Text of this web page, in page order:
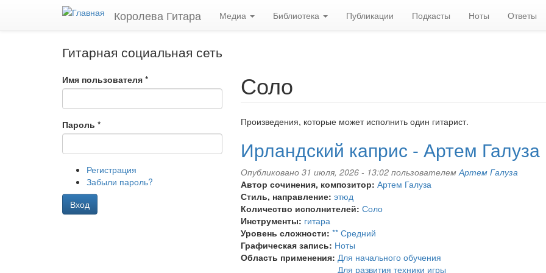
Королева Гитара Медиа Библиотека Публикации Подкасты Ноты Ответы
Гитарная социальная сеть
Имя пользователя *
Пароль *
Регистрация
Забыли пароль?
Вход
Соло
Произведения, которые может исполнить один гитарист.
Ирландский каприс - Артем Галуза
Опубликовано 31 июля, 2026 - 13:02 пользователемАртем Галуза
Автор сочинения, композитор: Артем Галуза
Стиль, направление: этюд
Количество исполнителей: Соло
Инструменты: гитара
Уровень сложности: ** Средний
Графическая запись: Ноты
Область применения: Для начального обучения
Для развития техники игры